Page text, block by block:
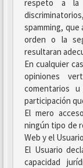
respeto a la
spamming,
orden o la
resultaran
En cualquier
opiniones
comentarios
participación
El mero
ningún tipo de
Web y el
El Usuario
capacidad